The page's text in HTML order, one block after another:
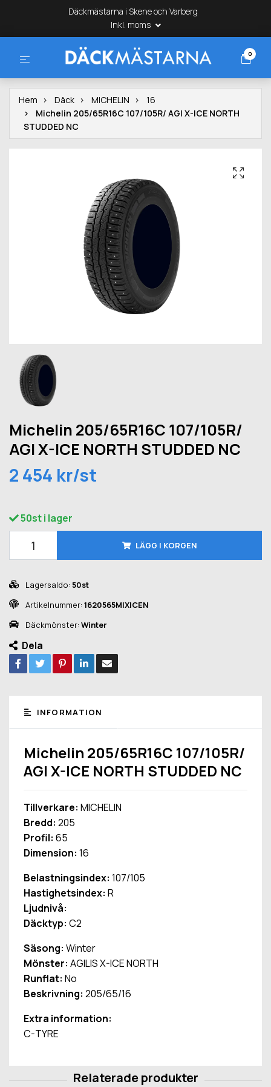
Däckmästarna i Skene och Varberg
Inkl. moms
0
Hem Däck MICHELIN
16
Michelin 205/65R16C 107/105R/ AGI X-ICE NORTH
STUDDED NC
Michelin 205/65R16C 107/105R/
AGI X-ICE NORTH STUDDED NC
2 454 kr/st
50st i lager
LÄGG I KORGEN
Lagersaldo: 50st
Artikelnummer: 1620565MIXICEN
Däckmönster: Winter
Dela
INFORMATION
Michelin 205/65R16C 107/105R/
AGI X-ICE NORTH STUDDED NC
Tillverkare: MICHELIN
Bredd: 205
Profil: 65
Dimension: 16
Belastningsindex: 107/105
Hastighetsindex: R
Ljudnivå:
Däcktyp: C2
Säsong: Winter
Mönster: AGILIS X-ICE NORTH
Runflat: No
Beskrivning: 205/65/16
Extra information:
C-TYRE